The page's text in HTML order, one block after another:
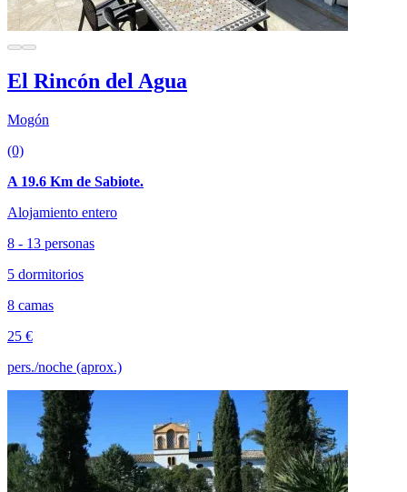
El Rincón del Agua
Mogón
(0)
A 19.6 Km de Sabiote.
Alojamiento entero
8 - 13 personas
5 dormitorios
8 camas
25 €
pers./noche (aprox.)